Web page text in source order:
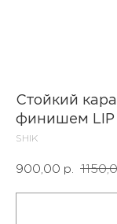
Стойкий
финишем LIP
SHIK
900,00 р.